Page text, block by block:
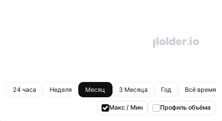
24 часа Неделя Месяц 3 Месяца Год Всё время
Макс / Мин Профиль объёма